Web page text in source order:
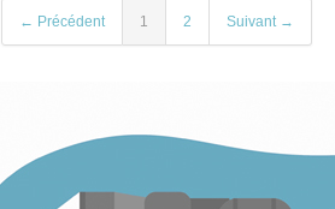
← Précédent 1 2 Suivant →